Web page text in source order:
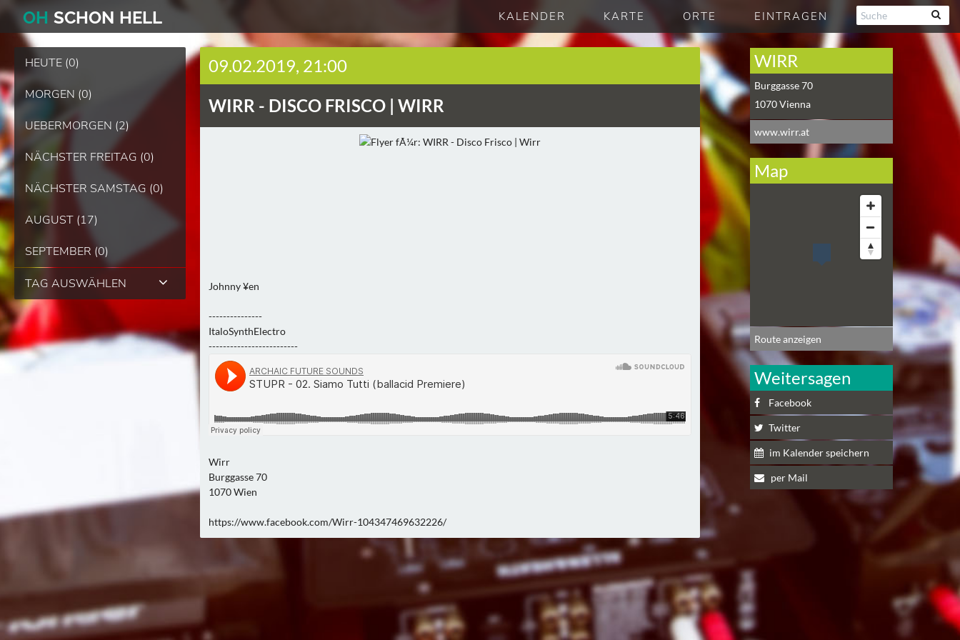
OH SCHON HELL KALENDER KARTE ORTE EINTRAGEN
HEUTE (0)
MORGEN (0)
UEBERMORGEN (2)
NÄCHSTER FREITAG (0)
NÄCHSTER SAMSTAG (0)
AUGUST (17)
SEPTEMBER (0)
TAG AUSWÄHLEN
09.02.2019, 21:00
WIRR - DISCO FRISCO | WIRR
Johnny ¥en
---------------
ItaloSynthElectro
-------------------------
Wirr
Burggasse 70
1070 Wien
https://www.facebook.com/Wirr-104347469632226/
WIRR
Burggasse 70
1070Vienna
www.wirr.at
Map
Route anzeigen
Weitersagen
Facebook
Twitter
im Kalender speichern
per Mail